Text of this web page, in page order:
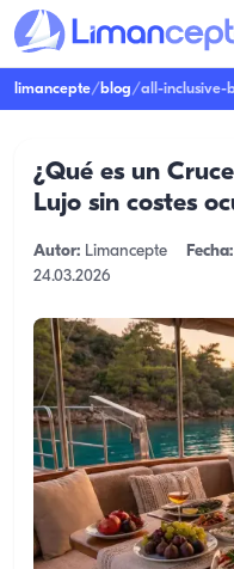
limancepte/blog/all-inclusive-
¿Qué es un
Lujo sin costes
Autor: Limancepte Fecha:
24.03.2026